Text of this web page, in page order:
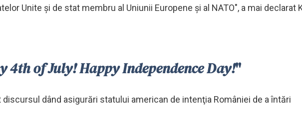
Unite și de stat membru al Uniunii Europene și al NATO", a mai declarat
4thof July! Happy Independence Day!"
dând asigurări statului american de intenţia României de a întări